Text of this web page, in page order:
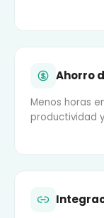
Ahorro
Menos horas
productividad